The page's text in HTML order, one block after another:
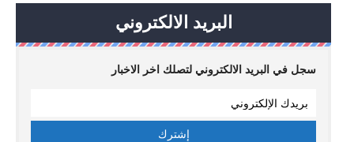
البريد الالكتروني
سجل في البريد الالكتروني لتصلك اخر الاخبار